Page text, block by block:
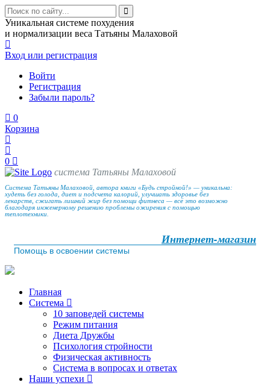
Уникальная системе похудения
и нормализации веса Татьяны Малаховой
Вход или регистрация
Войти
Регистрация
Забыли пароль?
0
Корзина
0
система Татьяны Малаховой
Система Татьяны Малаховой, автора книги «Будь стройной!» — уникальна:
худеть без голода, диет и подсчета калорий, улучшать здоровье без
лекарств, сжигать лишний жир без помощи фитнеса — всё это возможно
благодаря инженерному решению проблемы ожирения с помощью
теплотехники.
Интернет-магазин
Помощь в освоении системы
Главная
Система
10 заповедей системы
Режим питания
Диета Дружбы
Психология стройности
Физическая активность
Система в вопросах и ответах
Наши успехи